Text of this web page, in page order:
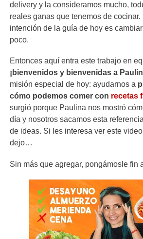
delivery y la consideramos mucho,
reales ganas que tenemos de cocinar.
intención de la guía de hoy es
poco.
Entonces aquí entra este trabajo en
¡bienvenidos y bienvenidas a
misión especial de hoy: ayudarnos a
cómo podemos comer con recetas
surgió porque Paulina nos mostró
día y nosotros sacamos esta
de ideas. Si les interesa ver este
dejo…
Sin más que agregar, pongámosle fin